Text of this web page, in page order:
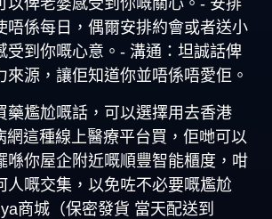
以俾老婆感受到你嘅關心。- 安排
唔係每日，偶爾安排約會或者送小
受到你嘅心意。- 溝通：坦誠話俾
來源，讓佢知道你並唔係唔愛佢。
藥尷尬嘅話，可以選擇用去香港
網這種線上醫療平台買，佢哋可以
喺你屋企附近嘅順豐智能櫃度，咁
人嘅交集，以免咗不必要嘅尷尬
商城（保密發貨 當天配送到